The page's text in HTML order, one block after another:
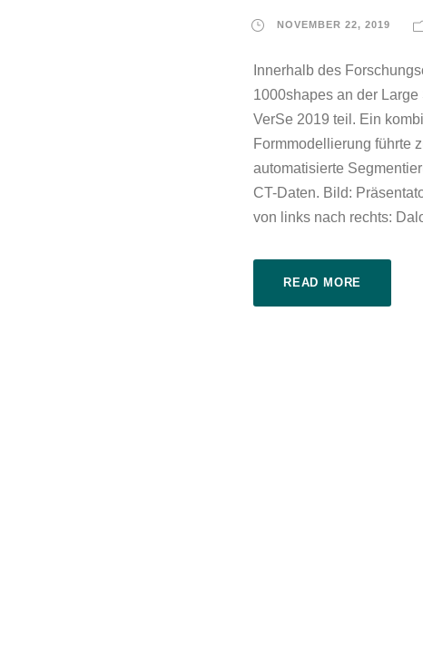
NOVEMBER 22, 2019
Innerhalb des
1000shapes an der
VerSe 2019 teil. Ein
Formmodellierung führte
automatisierte
CT-Daten. Bild:
von links nach rechts:
READ MORE